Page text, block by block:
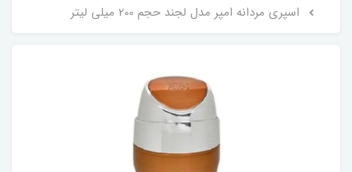
اسپری مردانه امپر مدل لجند حجم 200 میلی لیتر